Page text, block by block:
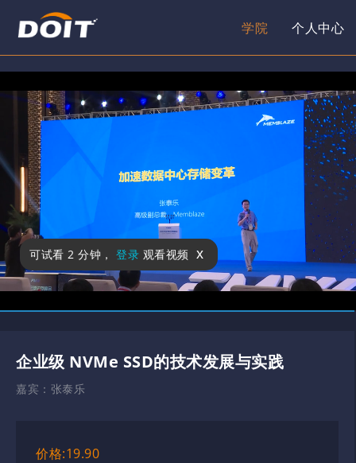
学院 个人中心
可试看 2 分钟 ， 登录 观看视频 x
企业级 NVMe SSD的技术发展与实践
嘉宾： 张泰乐
价格:19.90